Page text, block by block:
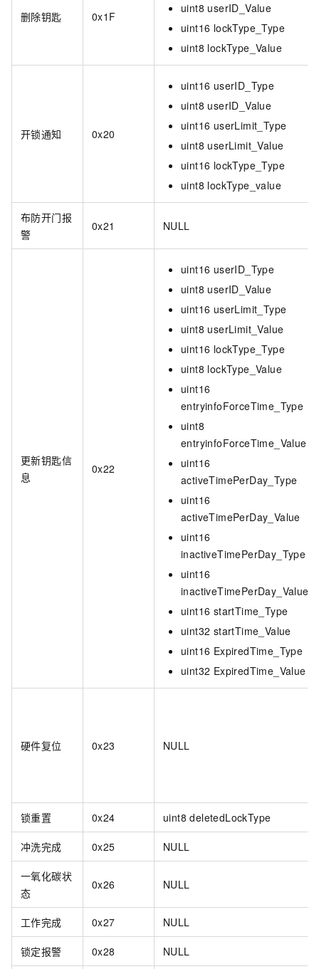
删除钥匙 0x1F
uint8 userID_Value
uint16 lockType_Type
uint8 lockType_Value
开锁通知 0x20
uint16 userID_Type
uint8 userID_Value
uint16 userLimit_Type
uint8 userLimit_Value
uint16 lockType_Type
uint8 lockType_value
布防开门报
警
0x21 NULL
更新钥匙信
息
0x22
uint16 userID_Type
uint8 userID_Value
uint16 userLimit_Type
uint8 userLimit_Value
uint16 lockType_Type
uint8 lockType_Value
uint16
entryinfoForceTime_Type
uint8
entryinfoForceTime_Value
uint16
activeTimePerDay_Type
uint16
activeTimePerDay_Value
uint16
inactiveTimePerDay_Type
uint16
inactiveTimePerDay_Value
uint16 startTime_Type
uint32 startTime_Value
uint16 ExpiredTime_Type
uint32 ExpiredTime_Value
硬件复位 0x23 NULL
锁重置 0x24 uint8 deletedLockType
冲洗完成 0x25 NULL
一氧化碳状
态
0x26 NULL
工作完成 0x27 NULL
锁定报警 0x28 NULL